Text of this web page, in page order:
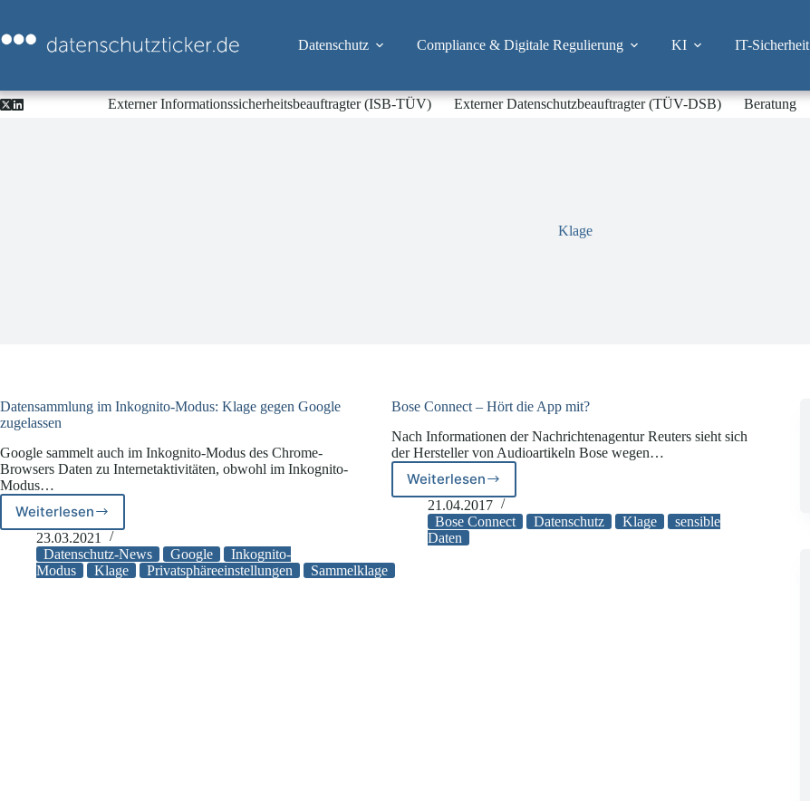
springen
Datenschutz Compliance & Digitale Regulierung KI IT-Sicherheit
Externer Informationssicherheitsbeauftragter (ISB-TÜV) Externer Datenschutzbeauftragter (TÜV-DSB) Beratung
Klage
Datensammlung im Inkognito-Modus: Klage gegen Google
zugelassen
Google sammelt auch im Inkognito-Modus des Chrome-
Browsers Daten zu Internetaktivitäten, obwohl im Inkognito-
Modus…
WeiterlesenDatensammlung
im
Inkognito-
Modus:
23.03.2021
Datenschutz-News
Google
Inkognito-
Modus
Klage Privatsphäreeinstellungen Sammelklage
Bose Connect – Hört die App mit?
Nach Informationen der Nachrichtenagentur Reuters sieht sich
der Hersteller von Audioartikeln Bose wegen…
Weiterlesen
Bose
Connect
–
Hört
21.04.2017
Bose Connect
Datenschutz Klage
sensible
Daten